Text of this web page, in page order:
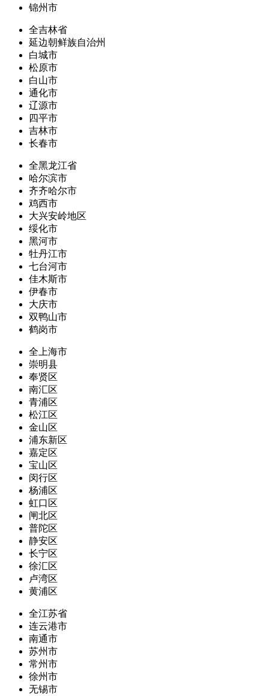
锦州市
全吉林省
延边朝鲜族自治州
白城市
松原市
白山市
通化市
辽源市
四平市
吉林市
长春市
全黑龙江省
哈尔滨市
齐齐哈尔市
鸡西市
大兴安岭地区
绥化市
黑河市
牡丹江市
七台河市
佳木斯市
伊春市
大庆市
双鸭山市
鹤岗市
全上海市
崇明县
奉贤区
南汇区
青浦区
松江区
金山区
浦东新区
嘉定区
宝山区
闵行区
杨浦区
虹口区
闸北区
普陀区
静安区
长宁区
徐汇区
卢湾区
黄浦区
全江苏省
连云港市
南通市
苏州市
常州市
徐州市
无锡市